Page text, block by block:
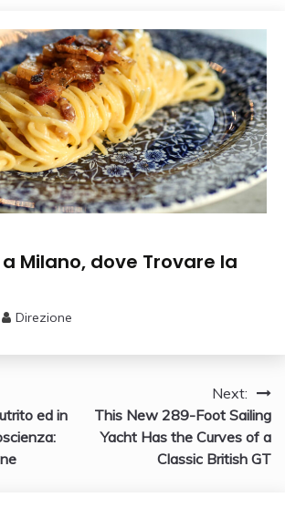
Milano, dove Trovare la
Direzione
ed in
Next:
This New 289-Foot Sailing
Yacht Has the Curves of a
Classic British GT